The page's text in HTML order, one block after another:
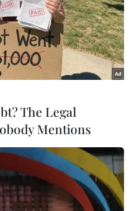
thể liệt sỹ
The Legal
Mentions